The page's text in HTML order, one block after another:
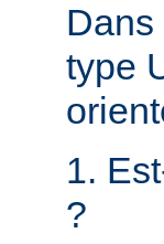
type
1.
?